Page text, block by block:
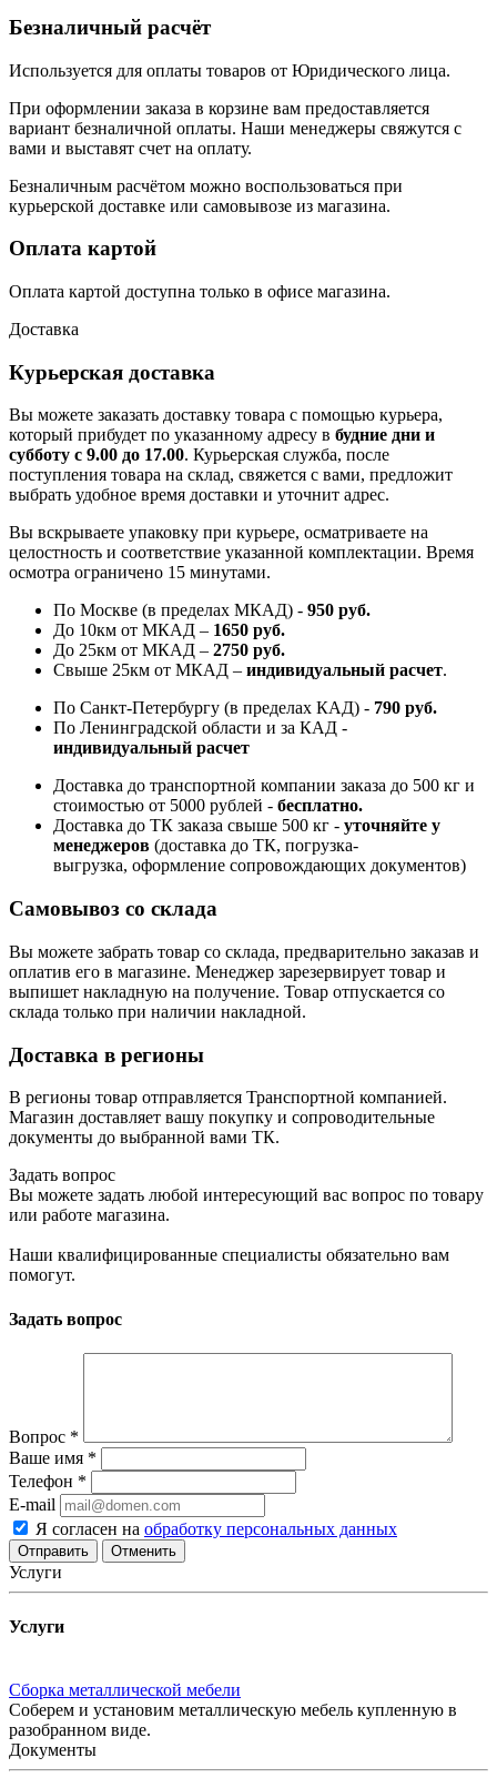
Безналичный расчёт
Используется для оплаты товаров от Юридического лица.
При оформлении заказа в корзине вам предоставляется
вариант безналичной оплаты. Наши менеджеры свяжутся с
вами и выставят счет на оплату.
Безналичным расчётом можно воспользоваться при
курьерской доставке или самовывозе из магазина.
Оплата картой
Оплата картой доступна только в офисе магазина.
Доставка
Курьерская доставка
Вы можете заказать доставку товара с помощью курьера,
который прибудет по указанному адресу в будние дни и
субботу с 9.00 до 17.00. Курьерская служба, после
поступления товара на склад, свяжется с вами, предложит
выбрать удобное время доставки и уточнит адрес.
Вы вскрываете упаковку при курьере, осматриваете на
целостность и соответствие указанной комплектации. Время
осмотра ограничено 15 минутами.
По Москве (в пределах МКАД) - 950 руб.
До 10км от МКАД – 1650 руб.
До 25км от МКАД – 2750 руб.
Свыше 25км от МКАД – индивидуальный расчет.
По Санкт-Петербургу (в пределах КАД) - 790 руб.
По Ленинградской области и за КАД -
индивидуальный расчет
Доставка до транспортной компании заказа до 500 кг и
стоимостью от 5000 рублей - бесплатно.
Доставка до ТК заказа свыше 500 кг - уточняйте у
менеджеров (доставка до ТК, погрузка-
выгрузка, оформление сопровождающих документов)
Самовывоз со склада
Вы можете забрать товар со склада, предварительно заказав и
оплатив его в магазине. Менеджер зарезервирует товар и
выпишет накладную на получение. Товар отпускается со
склада только при наличии накладной.
Доставка в регионы
В регионы товар отправляется Транспортной компанией.
Магазин доставляет вашу покупку и сопроводительные
документы до выбранной вами ТК.
Задать вопрос
Вы можете задать любой интересующий вас вопрос по товару
или работе магазина.
Наши квалифицированные специалисты обязательно вам
помогут.
Задать вопрос
Вопрос *
Ваше имя *
Телефон *
E-mail
Я согласен на обработку персональных данных
Отменить
Услуги
Услуги
Сборка металлической мебели
Соберем и установим металлическую мебель купленную в
разобранном виде.
Документы